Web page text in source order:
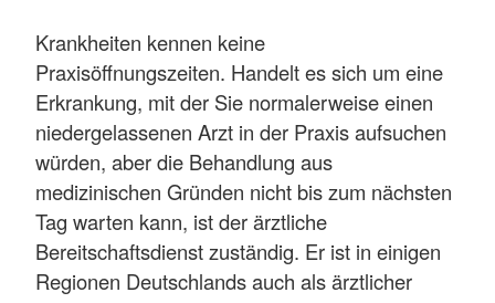
Krankheiten kennen keine
Praxisöffnungszeiten. Handelt es sich um eine
Erkrankung, mit der Sie normalerweise einen
niedergelassenen Arzt in der Praxis aufsuchen
würden, aber die Behandlung aus
medizinischen Gründen nicht bis zum nächsten
Tag warten kann, ist der ärztliche
Bereitschaftsdienst zuständig. Er ist in einigen
Regionen Deutschlands auch als ärztlicher